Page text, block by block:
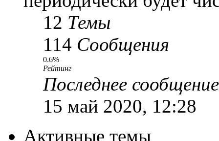
12 Темы
114 Сообщения
0.6%
Рейтинг
Последнее сообщение
15 май 2020, 12:28
Активные темы